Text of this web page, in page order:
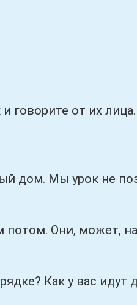
от их лица.
Мы урок не
Они, может,
Как у вас идут